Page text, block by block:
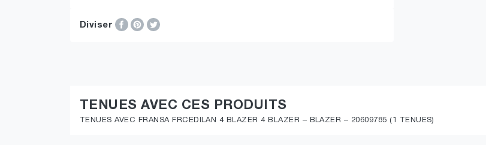
Diviser
TENUES AVEC CES PRODUITS
TENUES AVEC FRANSA FRCEDILAN 4 BLAZER 4 BLAZER – BLAZER – 20609785 (1 TENUES)